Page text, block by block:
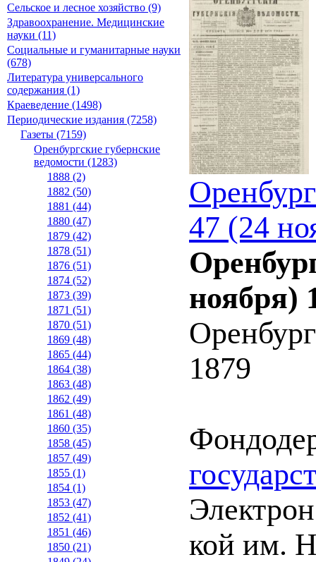
Сельское и лесное хозяйство (9)
Здравоохранение. Медицинские
науки (11)
Социальные и гуманитарные науки
(678)
Литература универсального
содержания (1)
Краеведение (1498)
Периодические издания (7258)
Газеты (7159)
Оренбургские губернские
ведомости (1283)
1888 (2)
1882 (50)
1881 (44)
1880 (47)
1879 (42)
1878 (51)
1876 (51)
1874 (52)
1873 (39)
1871 (51)
1870 (51)
1869 (48)
1865 (44)
1864 (38)
1863 (48)
1862 (49)
1861 (48)
1860 (35)
1858 (45)
1857 (49)
1855 (1)
1854 (1)
1853 (47)
1852 (41)
1851 (46)
1850 (21)
47 (24
ноября)
1879
кой им.